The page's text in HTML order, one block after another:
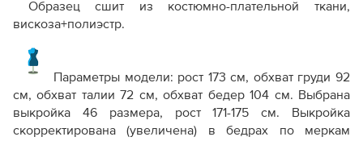
Образец сшит из костюмно-плательной ткани,
вискоза+полиэстр.
Параметры модели: рост 173 см, обхват груди 92
см, обхват талии 72 см, обхват бедер 104 см. Выбрана
выкройка 46 размера, рост 171-175 см. Выкройка
скорректирована (увеличена) в бедрах по меркам